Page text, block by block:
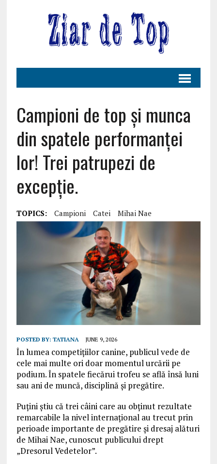
Campioni de top și munca
din spatele performanței
lor! Trei patrupezi de
excepție.
TOPICS: Campioni Catei Mihai Nae
POSTED BY: TATIANA JUNE 9, 2026
În lumea competițiilor canine, publicul vede de
cele mai multe ori doar momentul urcării pe
podium. În spatele fiecărui trofeu se află însă luni
sau ani de muncă, disciplină și pregătire.
Puțini știu că trei câini care au obținut rezultate
remarcabile la nivel internațional au trecut prin
perioade importante de pregătire și dresaj alături
de Mihai Nae, cunoscut publicului drept
„Dresorul Vedetelor”.